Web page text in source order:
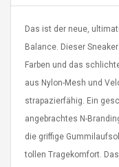
Strands,
Hole:
Das ist der neue,
Balance. Dieser
Farben und das
aus Nylon-Mesh und
strapazierfähig. Ein
angebrachtes N-
die griffige
tollen Tragekomfort.